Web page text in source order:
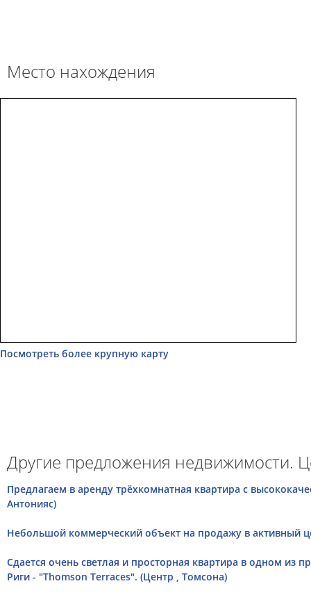
Место нахождения
Посмотреть более крупную карту
Другие предложения недвижимости.
Предлагаем в аренду трёхкомнатная квартира с
Антонияс)
Небольшой коммерческий объект на продажу в активный
Сдается очень светлая и просторная квартира в одном из
Риги - "Thomson Terraces". (Центр , Томсона)